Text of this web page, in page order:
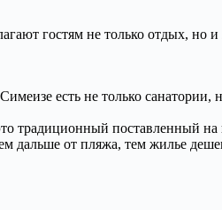
гостям не только отдых,
есть не только
традиционный поставленный
дальше от пляжа, тем жилье